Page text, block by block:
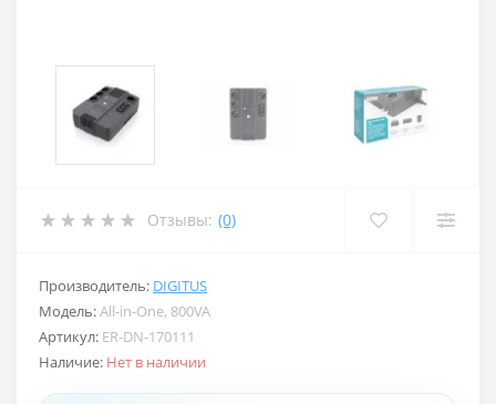
Отзывы: (0)
Производитель: DIGITUS
Модель:All-in-One, 800VA
Артикул: ER-DN-170111
Наличие: Нет в наличии